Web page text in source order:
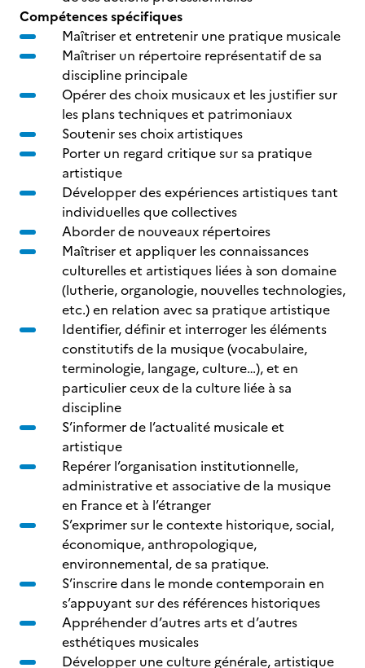
Compétences spécifiques
Maîtriser et entretenir une pratique musicale
Maîtriser un répertoire représentatif de sa
discipline principale
Opérer des choix musicaux et les justifier sur
les plans techniques et patrimoniaux
Soutenir ses choix artistiques
Porter un regard critique sur sa pratique
artistique
Développer des expériences artistiques tant
individuelles que collectives
Aborder de nouveaux répertoires
Maîtriser et appliquer les connaissances
culturelles et artistiques liées à son domaine
(lutherie, organologie, nouvelles technologies,
etc.) en relation avec sa pratique artistique
Identifier, définir et interroger les éléments
constitutifs de la musique (vocabulaire,
terminologie, langage, culture…), et en
particulier ceux de la culture liée à sa
discipline
S’informer de l’actualité musicale et
artistique
Repérer l’organisation institutionnelle,
administrative et associative de la musique
en France et à l’étranger
S’exprimer sur le contexte historique, social,
économique, anthropologique,
environnemental, de sa pratique.
S’inscrire dans le monde contemporain en
s’appuyant sur des références historiques
Appréhender d’autres arts et d’autres
esthétiques musicales
Développer une culture générale, artistique